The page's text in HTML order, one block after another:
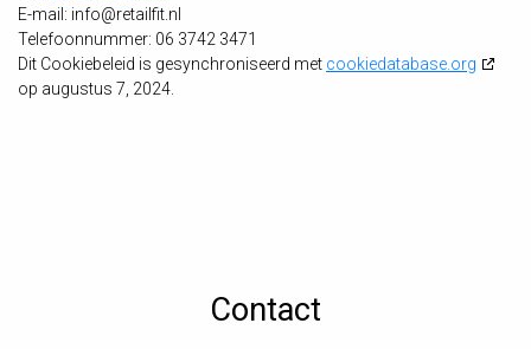
E-mail: info@retailfit.nl
Telefoonnummer: 06 3742 3471
Dit Cookiebeleid is gesynchroniseerd met cookiedatabase.org
op augustus 7, 2024.
Contact